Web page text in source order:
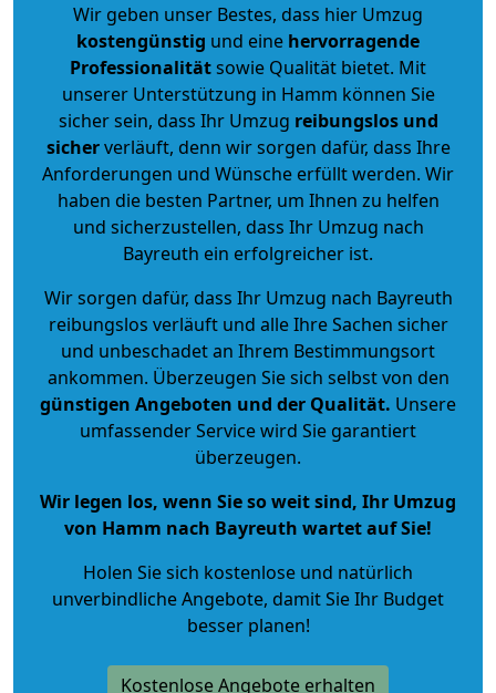
Wir geben unser Bestes, dass hier Umzug
kostengünstig und eine hervorragende
Professionalitätsowie Qualität bietet. Mit
unserer Unterstützung in Hamm können Sie
sicher sein, dass Ihr Umzug reibungslos und
sicherverläuft, denn wir sorgen dafür, dass Ihre
Anforderungen und Wünsche erfüllt werden. Wir
haben die besten Partner, um Ihnen zu helfen
und sicherzustellen, dass Ihr Umzug nach
Bayreuth ein erfolgreicher ist.
Wir sorgen dafür, dass Ihr Umzug nach Bayreuth
reibungslos verläuft und alle Ihre Sachen sicher
und unbeschadet an Ihrem Bestimmungsort
ankommen. Überzeugen Sie sich selbst von den
günstigen Angeboten und der Qualität. Unsere
umfassender Service wird Sie garantiert
überzeugen.
Wir legen los, wenn Sie so weit sind, Ihr Umzug
von Hamm nach Bayreuth wartet auf Sie!
Holen Sie sich kostenlose und natürlich
unverbindliche Angebote, damit Sie Ihr Budget
besser planen!
Kostenlose Angebote erhalten